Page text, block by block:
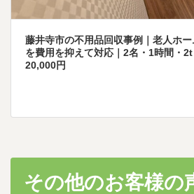
藤井寺市の不用品回収事例｜老人ホ
を費用を抑えて対応｜2名・1時間・2t
20,000円
その他のお客様の